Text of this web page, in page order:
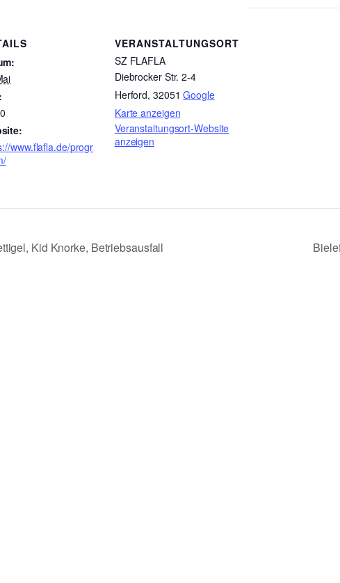
www.flafla.de/progr
VERANSTALTUNGSORT
SZ FLAFLA
Diebrocker Str. 2-4
Herford, 32051 Google
Karte anzeigen
Veranstaltungsort-Website
anzeigen
Kid Knorke, Betriebsausfall